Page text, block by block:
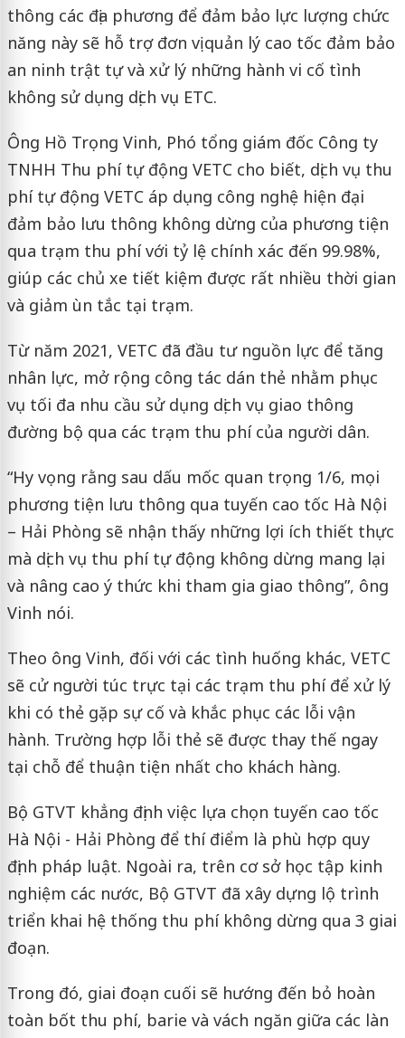
thông các địa phương để đảm bảo lực lượng chức
năng này sẽ hỗ trợ đơn vị quản lý cao tốc đảm bảo
an ninh trật tự và xử lý những hành vi cố tình
không sử dụng dịch vụ ETC.
Ông Hồ Trọng Vinh, Phó tổng giám đốc Công ty
TNHH Thu phí tự động VETC cho biết, dịch vụ thu
phí tự động VETC áp dụng công nghệ hiện đại
đảm bảo lưu thông không dừng của phương tiện
qua trạm thu phí với tỷ lệ chính xác đến 99.98%,
giúp các chủ xe tiết kiệm được rất nhiều thời gian
và giảm ùn tắc tại trạm.
Từ năm 2021, VETC đã đầu tư nguồn lực để tăng
nhân lực, mở rộng công tác dán thẻ nhằm phục
vụ tối đa nhu cầu sử dụng dịch vụ giao thông
đường bộ qua các trạm thu phí của người dân.
“Hy vọng rằng sau dấu mốc quan trọng 1/6, mọi
phương tiện lưu thông qua tuyến cao tốc Hà Nội
– Hải Phòng sẽ nhận thấy những lợi ích thiết thực
mà dịch vụ thu phí tự động không dừng mang lại
và nâng cao ý thức khi tham gia giao thông”, ông
Vinh nói.
Theo ông Vinh, đối với các tình huống khác, VETC
sẽ cử người túc trực tại các trạm thu phí để xử lý
khi có thẻ gặp sự cố và khắc phục các lỗi vận
hành. Trường hợp lỗi thẻ sẽ được thay thế ngay
tại chỗ để thuận tiện nhất cho khách hàng.
Bộ GTVT khẳng định việc lựa chọn tuyến cao tốc
Hà Nội - Hải Phòng để thí điểm là phù hợp quy
định pháp luật. Ngoài ra, trên cơ sở học tập kinh
nghiệm các nước, Bộ GTVT đã xây dựng lộ trình
triển khai hệ thống thu phí không dừng qua 3 giai
đoạn.
Trong đó, giai đoạn cuối sẽ hướng đến bỏ hoàn
toàn bốt thu phí, barie và vách ngăn giữa các làn